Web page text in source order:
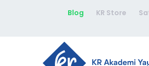
Blog KR Store